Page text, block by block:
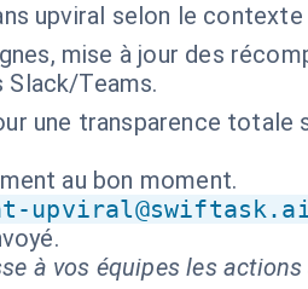
upviral selon le
mise à jour des
Teams.
une transparence totale
au bon moment.
à vos équipes les